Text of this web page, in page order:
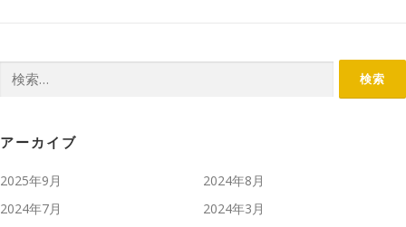
索:
アーカイブ
2025年9月
2024年8月
2024年7月
2024年3月